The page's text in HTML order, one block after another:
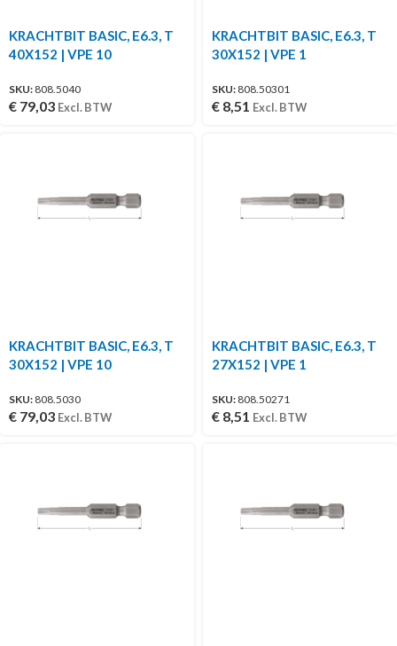
KRACHTBIT BASIC, E6.3, T
40X152 | VPE 10
SKU: 808.5040
€ 79,03 Excl. BTW
KRACHTBIT BASIC, E6.3, T
30X152 | VPE 1
SKU: 808.50301
€ 8,51 Excl. BTW
KRACHTBIT BASIC, E6.3, T
30X152 | VPE 10
SKU: 808.5030
€ 79,03 Excl. BTW
KRACHTBIT BASIC, E6.3, T
27X152 | VPE 1
SKU: 808.50271
€ 8,51 Excl. BTW